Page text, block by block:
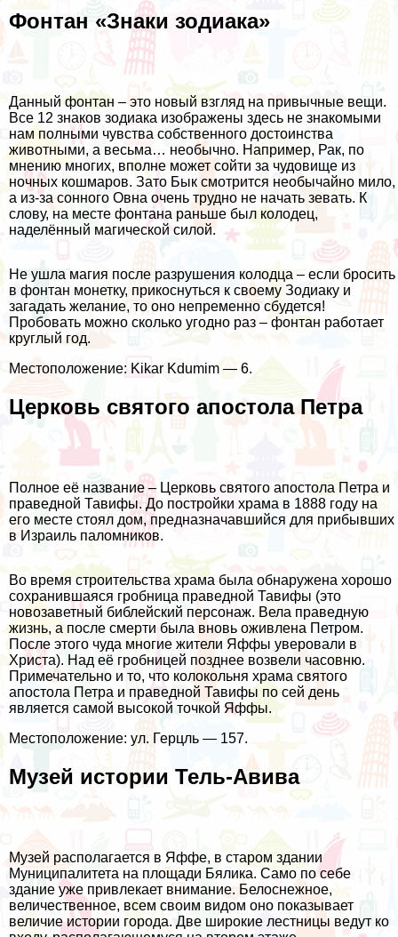
Фонтан «Знаки зодиака»
Данный фонтан – это новый взгляд на привычные вещи.
Все 12 знаков зодиака изображены здесь не знакомыми
нам полными чувства собственного достоинства
животными, а весьма… необычно. Например, Рак, по
мнению многих, вполне может сойти за чудовище из
ночных кошмаров. Зато Бык смотрится необычайно мило,
а из-за сонного Овна очень трудно не начать зевать. К
слову, на месте фонтана раньше был колодец,
наделённый магической силой.
Не ушла магия после разрушения колодца – если бросить
в фонтан монетку, прикоснуться к своему Зодиаку и
загадать желание, то оно непременно сбудется!
Пробовать можно сколько угодно раз – фонтан работает
круглый год.
Местоположение: Kikar Kdumim — 6.
Церковь святого апостола Петра
Полное её название – Церковь святого апостола Петра и
праведной Тавифы. До постройки храма в 1888 году на
его месте стоял дом, предназначавшийся для прибывших
в Израиль паломников.
Во время строительства храма была обнаружена хорошо
сохранившаяся гробница праведной Тавифы (это
новозаветный библейский персонаж. Вела праведную
жизнь, а после смерти была вновь оживлена Петром.
После этого чуда многие жители Яффы уверовали в
Христа). Над её гробницей позднее возвели часовню.
Примечательно и то, что колокольня храма святого
апостола Петра и праведной Тавифы по сей день
является самой высокой точкой Яффы.
Местоположение: ул. Герцль — 157.
Музей истории Тель-Авива
Музей располагается в Яффе, в старом здании
Муниципалитета на площади Бялика. Само по себе
здание уже привлекает внимание. Белоснежное,
величественное, всем своим видом оно показывает
величие истории города. Две широкие лестницы ведут ко